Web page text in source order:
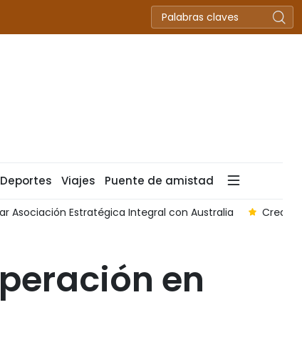
Deportes Viajes Puente de amistad
Asociación Estratégica Integral con Australia Crear
en